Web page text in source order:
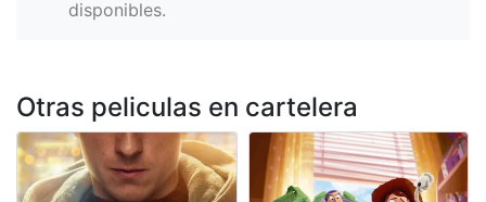
disponibles.
Otras peliculas en cartelera